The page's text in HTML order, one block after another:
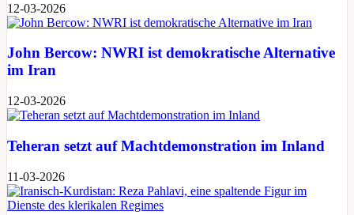
12-03-2026
John Bercow: NWRI ist demokratische Alternative
im Iran
12-03-2026
Teheran setzt auf Machtdemonstration im Inland
11-03-2026